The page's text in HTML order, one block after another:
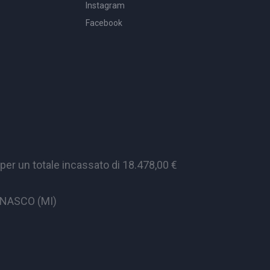
Instagram
Facebook
per un totale incassato di 18.478,00 €
(MI)